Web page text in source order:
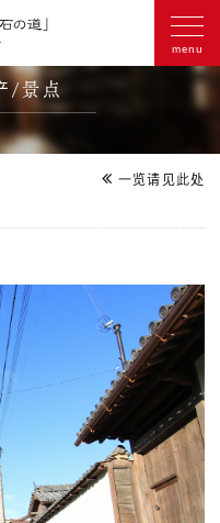
/景点
一览请见此处